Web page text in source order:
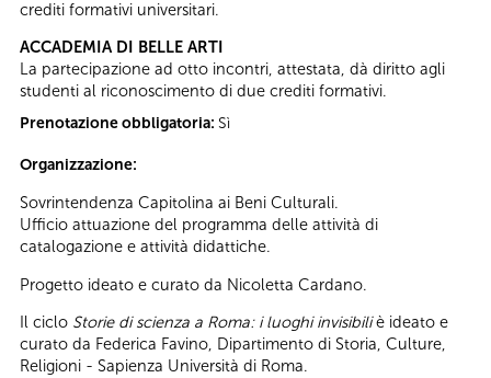
crediti formativi universitari.
ACCADEMIA DI BELLE ARTI
La partecipazione ad otto incontri, attestata, dà diritto agli
studenti al riconoscimento di due crediti formativi.
Prenotazione obbligatoria: Sì
Organizzazione:
Sovrintendenza Capitolina ai Beni Culturali.
Ufficio attuazione del programma delle attività di
catalogazione e attività didattiche.
Progetto ideato e curato da Nicoletta Cardano.
Il ciclo Storie di scienza a Roma: i luoghi invisibiliè ideato e
curato da Federica Favino, Dipartimento di Storia, Culture,
Religioni - Sapienza Università di Roma.